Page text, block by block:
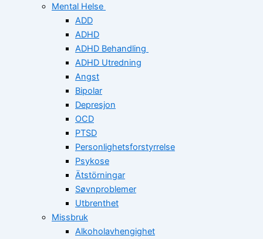
Mental Helse
ADD
ADHD
ADHD Behandling
ADHD Utredning
Angst
Bipolar
Depresjon
OCD
PTSD
Personlighetsforstyrrelse
Psykose
Ätstörningar
Søvnproblemer
Utbrenthet
Missbruk
Alkoholavhengighet